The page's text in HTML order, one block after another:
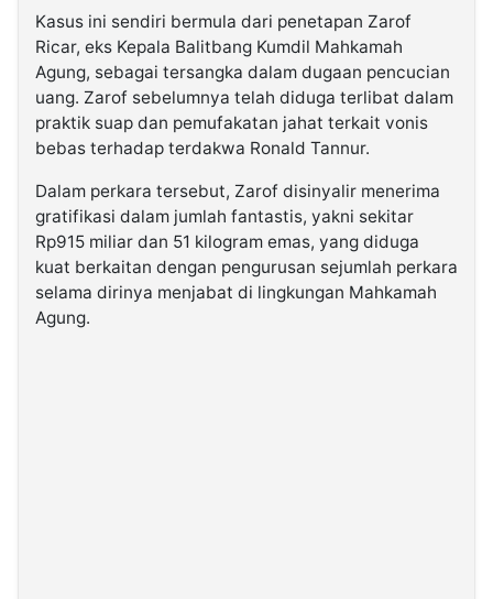
Kasus ini sendiri bermula dari penetapan Zarof
Ricar, eks Kepala Balitbang Kumdil Mahkamah
Agung, sebagai tersangka dalam dugaan pencucian
uang. Zarof sebelumnya telah diduga terlibat dalam
praktik suap dan pemufakatan jahat terkait vonis
bebas terhadap terdakwa Ronald Tannur.
Dalam perkara tersebut, Zarof disinyalir menerima
gratifikasi dalam jumlah fantastis, yakni sekitar
Rp915 miliar dan 51 kilogram emas, yang diduga
kuat berkaitan dengan pengurusan sejumlah perkara
selama dirinya menjabat di lingkungan Mahkamah
Agung.